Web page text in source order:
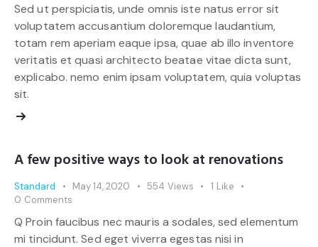
Sed ut perspiciatis, unde omnis iste natus error sit
voluptatem accusantium doloremque laudantium,
totam rem aperiam eaque ipsa, quae ab illo inventore
veritatis et quasi architecto beatae vitae dicta sunt,
explicabo. nemo enim ipsam voluptatem, quia voluptas
sit.
A few positive ways to look at renovations
Standard May 14, 2020 554 Views 1 Like
0 Comments
Q Proin faucibus nec mauris a sodales, sed elementum
mi tincidunt. Sed eget viverra egestas nisi in